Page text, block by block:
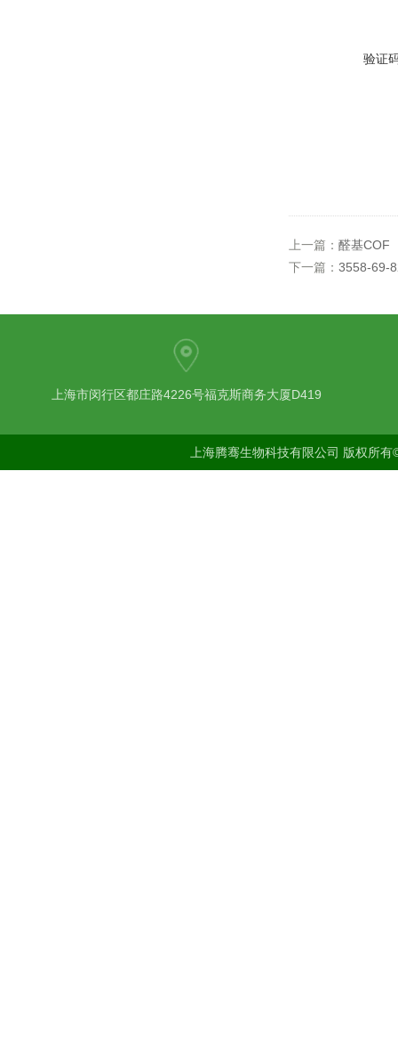
验证
上一篇： 醛基COF
下一篇： 3558-69-
上海市闵行区都庄路4226号福克斯商务大厦D419
上海腾骞生物科技有限公司 版权所